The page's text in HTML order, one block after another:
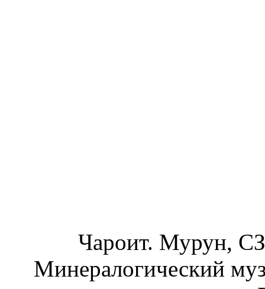
Чароит. Мурун,
Минералогический